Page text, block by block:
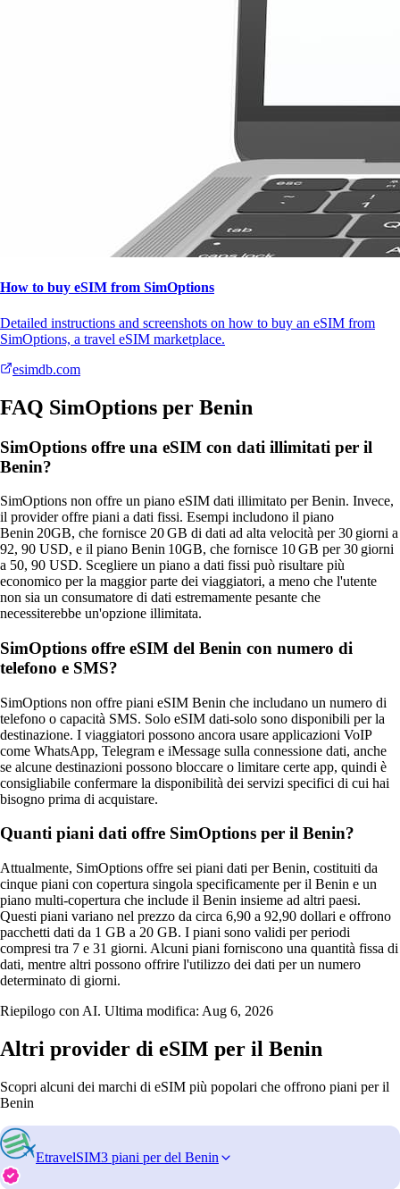
How to buy eSIM from SimOptions
Detailed instructions and screenshots on how to buy an eSIM from
SimOptions, a travel eSIM marketplace.
esimdb.com
FAQ SimOptions per Benin
SimOptions offre una eSIM con dati illimitati per il
Benin?
SimOptions non offre un piano eSIM dati illimitato per Benin. Invece,
il provider offre piani a dati fissi. Esempi includono il piano
Benin 20GB, che fornisce 20 GB di dati ad alta velocità per 30 giorni a
92, 90 USD, e il piano Benin 10GB, che fornisce 10 GB per 30 giorni
a 50, 90 USD. Scegliere un piano a dati fissi può risultare più
economico per la maggior parte dei viaggiatori, a meno che l'utente
non sia un consumatore di dati estremamente pesante che
necessiterebbe un'opzione illimitata.
SimOptions offre eSIM del Benin con numero di
telefono e SMS?
SimOptions non offre piani eSIM Benin che includano un numero di
telefono o capacità SMS. Solo eSIM dati‑solo sono disponibili per la
destinazione. I viaggiatori possono ancora usare applicazioni VoIP
come WhatsApp, Telegram e iMessage sulla connessione dati, anche
se alcune destinazioni possono bloccare o limitare certe app, quindi è
consigliabile confermare la disponibilità dei servizi specifici di cui hai
bisogno prima di acquistare.
Quanti piani dati offre SimOptions per il Benin?
Attualmente, SimOptions offre sei piani dati per Benin, costituiti da
cinque piani con copertura singola specificamente per il Benin e un
piano multi-copertura che include il Benin insieme ad altri paesi.
Questi piani variano nel prezzo da circa 6,90 a 92,90 dollari e offrono
pacchetti dati da 1 GB a 20 GB. I piani sono validi per periodi
compresi tra 7 e 31 giorni. Alcuni piani forniscono una quantità fissa di
dati, mentre altri possono offrire l'utilizzo dei dati per un numero
determinato di giorni.
Riepilogo con AI. Ultima modifica: Aug 6, 2026
Altri provider di eSIM per il Benin
Scopri alcuni dei marchi di eSIM più popolari che offrono piani per il
Benin
EtravelSIM3 piani per del Benin